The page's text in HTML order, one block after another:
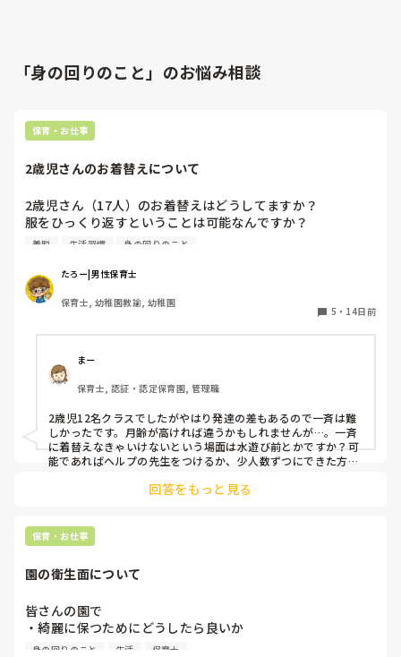
「身の回りのこと」のお悩み相談
保育・お仕事
2歳児さんのお着替えについて
2歳児さん（17人）のお着替えはどうしてますか？
服をひっくり返すということは可能なんですか？
一斉にお着替えをしてもいいのでしょうか？職員は
しいです
着脱 生活習慣 身の回りのこと
たろー|男性保育士
保育士, 幼稚園教諭, 幼稚園
5 ・ 14日前
まー
保育士, 認証・認定保育園, 管理職
2歳児12名クラスでしたがやはり発達の差もあるので一斉は難
しかったです。月齢が高ければ違うかもしれませんが…。一斉
に着替えなきゃいけないという場面は水遊び前とかですか？可
能であればヘルプの先生をつけるか、少人数ずつにできた方が
17人に2人…大変すぎますね、、、
回答をもっと見る
保育・お仕事
園の衛生面について
皆さんの園で
・綺麗に保つためにどうしたら良いか
・感染症を広めないためにはどうしたら良いか
身の回りのこと 生活 保育士